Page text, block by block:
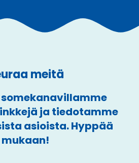
meitä
ja tiedotamme
asioista. Hyppää
mukaan!